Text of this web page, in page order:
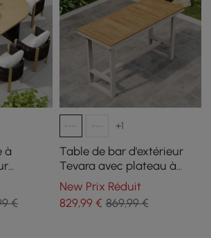
à
avec 6
4 à 6
€
+1
Table de bar d'extérieur
Tevara avec plateau à
lattes en bois de teck et
cadre en aluminium
couleur sable pour patio
New Prix Réduit
829,99€ 869,99 €